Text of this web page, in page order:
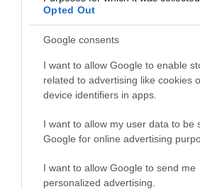
Opted Out
Google consents
I want to allow Google to enable
related to advertising like cookies
device identifiers in apps.
I want to allow my user data to be
Google for online advertising
I want to allow Google to send me
personalized advertising.
Priorin Extra Συμπλήρωμα
Τριχόπτωσης 60 Caps